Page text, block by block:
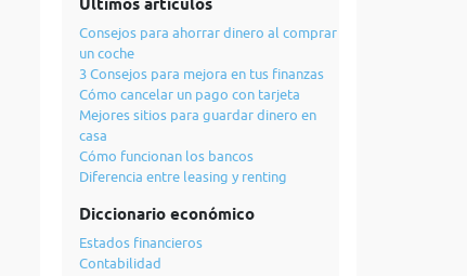
Últimos artículos
Consejos para ahorrar dinero al comprar
un coche
3 Consejos para mejora en tus finanzas
Cómo cancelar un pago con tarjeta
Mejores sitios para guardar dinero en
casa
Cómo funcionan los bancos
Diferencia entre leasing y renting
Diccionario económico
Estados financieros
Contabilidad